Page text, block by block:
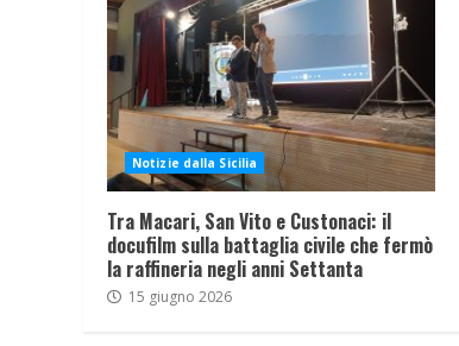
Notizie dalla Sicilia
Tra Macari, San Vito e Custonaci: il
docufilm sulla battaglia civile che fermò
la raffineria negli anni Settanta
15 giugno 2026